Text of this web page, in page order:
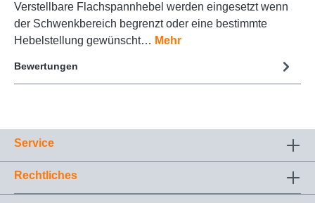
Verstellbare Flachspannhebel werden eingesetzt wenn
der Schwenkbereich begrenzt oder eine bestimmte
Hebelstellung gewünscht… Mehr
Bewertungen
Service
Rechtliches